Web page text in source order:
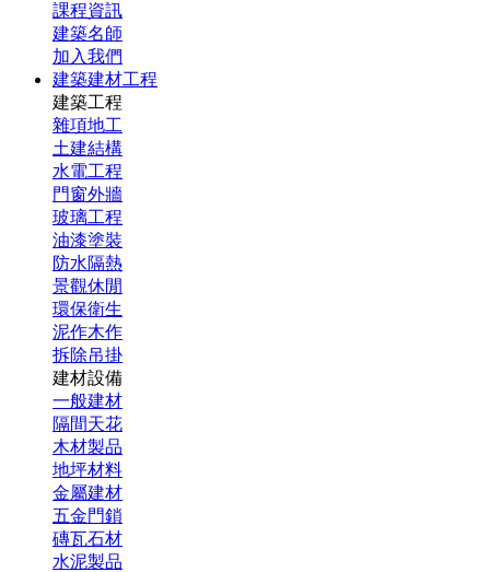
課程資訊
建築名師
加入我們
建築建材工程
建築工程
雜項地工
土建結構
水電工程
門窗外牆
玻璃工程
油漆塗裝
防水隔熱
景觀休閒
環保衛生
泥作木作
拆除吊掛
建材設備
一般建材
隔間天花
木材製品
地坪材料
金屬建材
五金門鎖
磚瓦石材
水泥製品